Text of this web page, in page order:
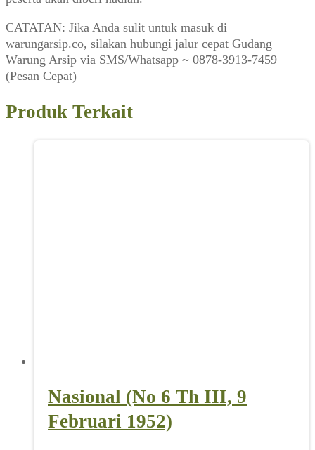
CATATAN: Jika Anda sulit untuk masuk di
warungarsip.co, silakan hubungi jalur cepat Gudang
Warung Arsip via SMS/Whatsapp ~ 0878-3913-7459
(Pesan Cepat)
Produk Terkait
Nasional (No 6 Th III, 9
Februari 1952)